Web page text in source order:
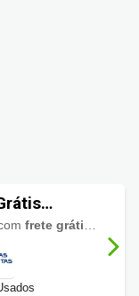
dasfrete grátis